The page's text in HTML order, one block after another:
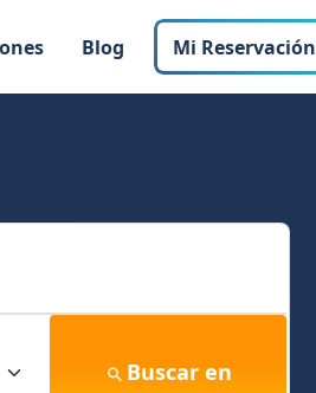
Blog Mi Reservación
Buscar en